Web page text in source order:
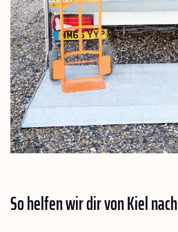
So helfen wir dir von Kiel nach